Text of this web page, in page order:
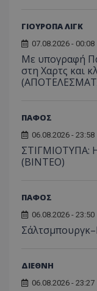
ΓΙΟΥΡΟΠΑ ΛΙΓΚ
07.08.2026 - 00:08
Με υπογραφή
στη Χαρτς και
ΠΑΦΟΣ
06.08.2026 - 23:58
ΣΤΙΓΜΙΟΤΥΠΑ:
(ΒΙΝΤΕΟ)
ΠΑΦΟΣ
06.08.2026 - 23:50
ΔΙΕΘΝΗ
06.08.2026 - 23:27